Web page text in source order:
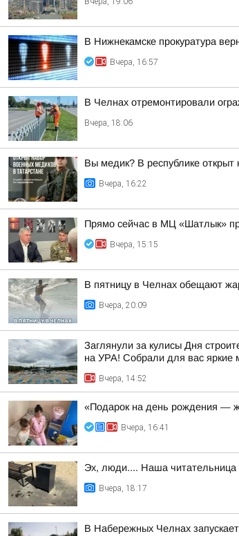
В Нижнекамске прокуратура
Вчера, 16:57
В Челнах отремонтировали
Вчера, 18:06
Вы медик? В республике
Вчера, 16:22
Прямо сейчас в МЦ «Шатлык»
Вчера, 15:15
В пятницу в Челнах обещают
Вчера, 20:09
Заглянули за кулисы Дня
на УРА! Собрали для вас яркие
Вчера, 14:52
«Подарок на день рождения —
Вчера, 16:41
Эх, люди.... Наша читательница
Вчера, 18:17
В Набережных Челнах